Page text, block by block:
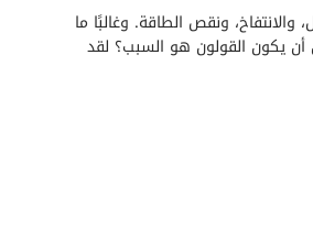
ونقص الطاقة. وغالبًا ما
أن يكون القولون هو السبب؟ لقد